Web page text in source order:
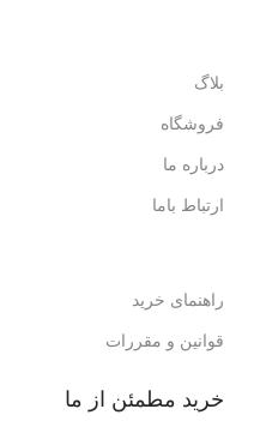
بلاگ
فروشگاه
درباره ما
ارتباط باما
راهنمای خرید
قوانین و مقررات
خرید مطمئن از ما